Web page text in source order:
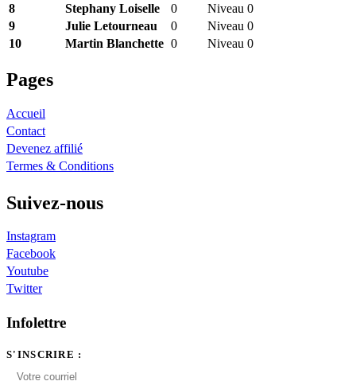
8
Stephany Loiselle 0
Niveau 0
9
Julie Letourneau 0
Niveau 0
10
Martin Blanchette 0 Niveau 0
Pages
Accueil
Contact
Devenez affilié
Termes & Conditions
Suivez-nous
Instagram
Facebook
Youtube
Twitter
Infolettre
S'INSCRIRE :